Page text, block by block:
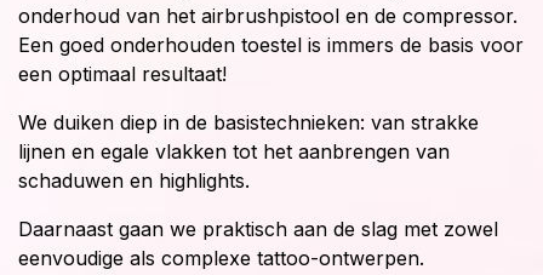
onderhoud van het airbrushpistool en de compressor.
Een goed onderhouden toestel is immers de basis voor
een optimaal resultaat!
We duiken diep in de basistechnieken: van strakke
lijnen en egale vlakken tot het aanbrengen van
schaduwen en highlights.
Daarnaast gaan we praktisch aan de slag met zowel
eenvoudige als complexe tattoo-ontwerpen.